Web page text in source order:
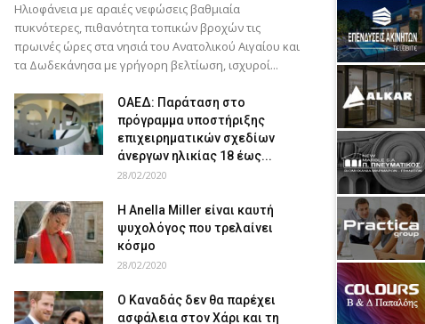
Ηλιοφάνεια με αραιές νεφώσεις βαθμιαία
πυκνότερες, πιθανότητα τοπικών βροχών τις
πρωινές ώρες στα νησιά του Ανατολικού Αιγαίου και
τα Δωδεκάνησα με γρήγορη βελτίωση, ισχυροί...
ΟΑΕΔ: Παράταση στο
πρόγραμμα υποστήριξης
επιχειρηματικών σχεδίων
άνεργων ηλικίας 18 έως...
28/02/2020
Η Anella Miller είναι καυτή
ψυχολόγος που τρελαίνει
κόσμο
28/02/2020
Ο Καναδάς δεν θα παρέχει
ασφάλεια στον Χάρι και τη